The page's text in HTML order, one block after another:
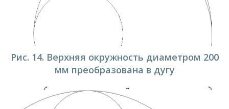
Рис. 14. Верхняя окружность диаметром 200
мм преобразована в дугу